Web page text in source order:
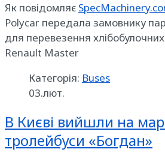
Як повідомляє
Polycar передала замовнику
для перевезення хлібобулочних
Renault Master
Категорія: Buses
03.лют.
В Києві вийшли на
тролейбуси «Богдан»